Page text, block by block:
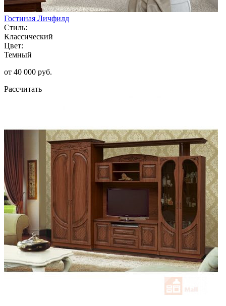
Гостиная Личфилд
Стиль:
Классический
Цвет:
Темный
от 40 000 руб.
Рассчитать